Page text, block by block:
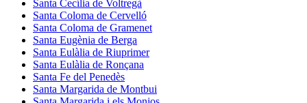
Santa Cecília de Voltregà
Santa Coloma de Cervelló
Santa Coloma de Gramenet
Santa Eugènia de Berga
Santa Eulàlia de Riuprimer
Santa Eulàlia de Ronçana
Santa Fe del Penedès
Santa Margarida de Montbui